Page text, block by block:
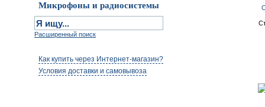
Микрофоны и радиосистемы
Расширенный поиск
Как купить через Интернет-магазин?
Условия доставки и самовывоза